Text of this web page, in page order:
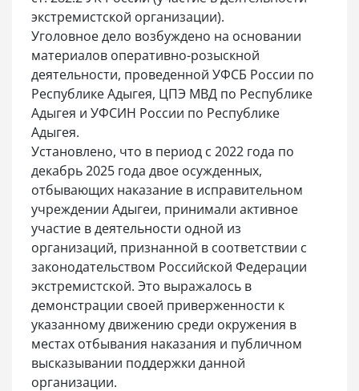
экстремистской организации).
Уголовное дело возбуждено на основании
материалов оперативно-розыскной
деятельности, проведенной УФСБ России по
Республике Адыгея, ЦПЭ МВД по Республике
Адыгея и УФСИН России по Республике
Адыгея.
Установлено, что в период с 2022 года по
декабрь 2025 года двое осужденных,
отбывающих наказание в исправительном
учреждении Адыгеи, принимали активное
участие в деятельности одной из
организаций, признанной в соответствии с
законодательством Российской Федерации
экстремистской. Это выражалось в
демонстрации своей приверженности к
указанному движению среди окружения в
местах отбывания наказания и публичном
высказывании поддержки данной
организации.